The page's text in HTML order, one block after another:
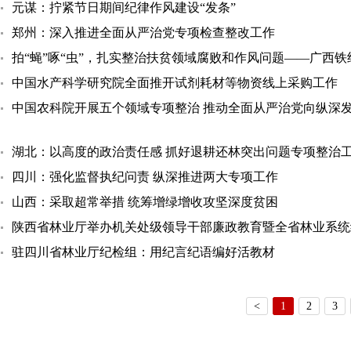
元谋：拧紧节日期间纪律作风建设“发条”
郑州：深入推进全面从严治党专项检查整改工作
拍“蝇”啄“虫”，扎实整治扶贫领域腐败和作风问题——广西铁
中国水产科学研究院全面推开试剂耗材等物资线上采购工作
中国农科院开展五个领域专项整治 推动全面从严治党向纵深
湖北：以高度的政治责任感 抓好退耕还林突出问题专项整治
四川：强化监督执纪问责 纵深推进两大专项工作
山西：采取超常举措 统筹增绿增收攻坚深度贫困
陕西省林业厅举办机关处级领导干部廉政教育暨全省林业系
驻四川省林业厅纪检组：用纪言纪语编好活教材
< 1 2 3